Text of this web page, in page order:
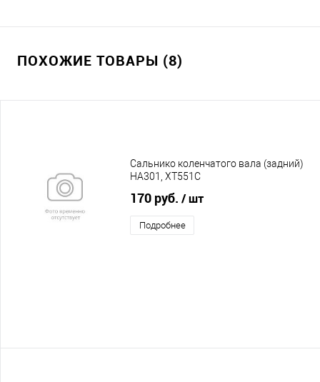
ПОХОЖИЕ ТОВАРЫ (8)
Сальнико коленчатого вала (задний)
HA301, XT551C
170 руб. / шт
Подробнее